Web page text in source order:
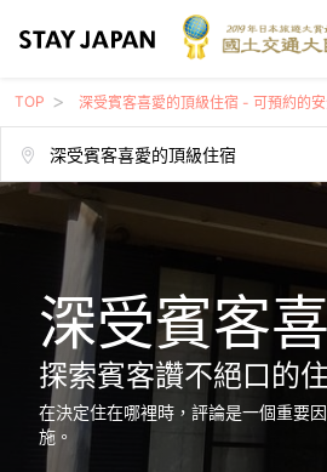
TOP 深受賓客喜愛的頂級住宿 - 可預約的
深受賓客
探索賓客讚不絕口的
在決定住在哪裡時，評論是一個重要
施。